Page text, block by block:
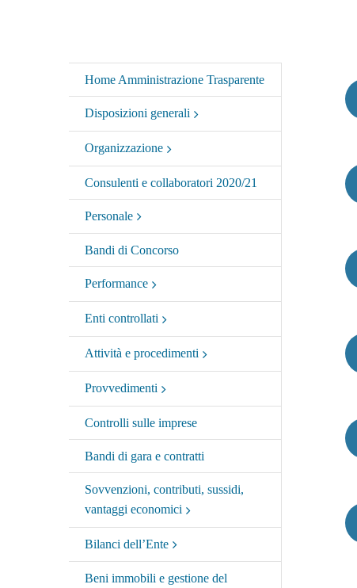
Home Amministrazione Trasparente
Disposizioni generali
Organizzazione
Consulenti e collaboratori 2020/21
Personale
Bandi di Concorso
Performance
Enti controllati
Attività e procedimenti
Provvedimenti
Controlli sulle imprese
Bandi di gara e contratti
Sovvenzioni, contributi, sussidi,
vantaggi economici
Bilanci dell’Ente
Beni immobili e gestione del